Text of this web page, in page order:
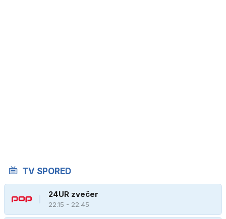
TV SPORED
24UR zvečer
22.15 - 22.45